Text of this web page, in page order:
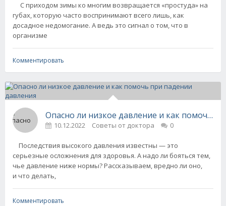
С приходом зимы ко многим возвращается «простуда» на
губах, которую часто воспринимают всего лишь, как
досадное недомогание. А ведь это сигнал о том, что в
организме
Комментировать
Опасно ли низкое давление и как помочь
10.12.2022 Советы от доктора 0
Последствия высокого давления известны — это
серьезные осложнения для здоровья. А надо ли бояться тем,
чье давление ниже нормы? Рассказываем, вредно ли оно,
и что делать,
Комментировать